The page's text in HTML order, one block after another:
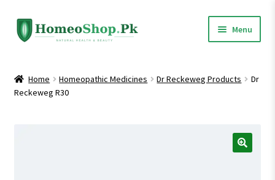
Skip
to
Skip
to
Menu
Shop All
child
menu
Home Homeopathic Medicines Dr Reckeweg Products
Dr
Reckeweg R30